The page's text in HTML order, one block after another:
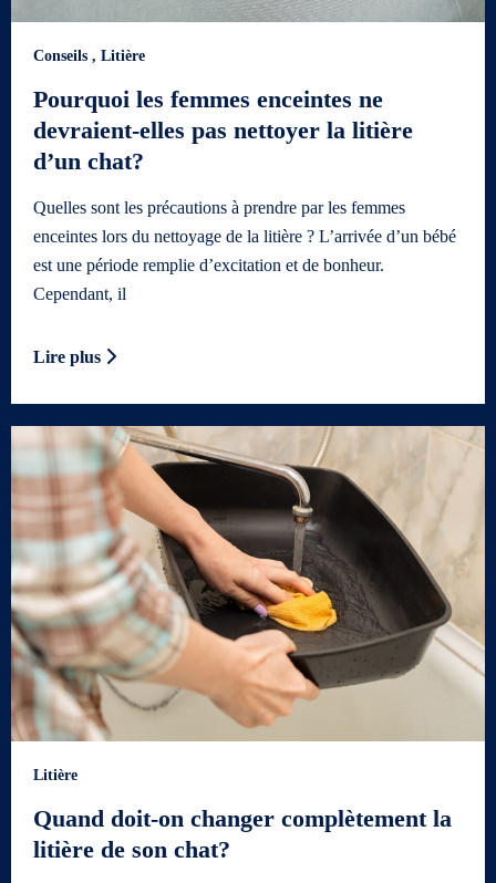
Conseils , Litière
Pourquoi les femmes enceintes ne
devraient-elles pas nettoyer la litière
d’un chat?
Quelles sont les précautions à prendre par les femmes
enceintes lors du nettoyage de la litière ? L’arrivée d’un bébé
est une période remplie d’excitation et de bonheur.
Cependant, il
Lire plus
Litière
Quand doit-on changer complètement la
litière de son chat?